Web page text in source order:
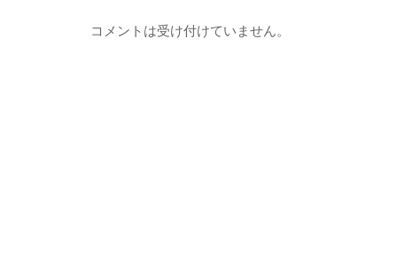
コメントは受け付けていません。